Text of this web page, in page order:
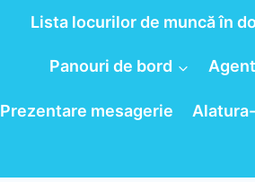
Lista locurilor de muncă în
Panouri de bord
Prezentare mesagerie